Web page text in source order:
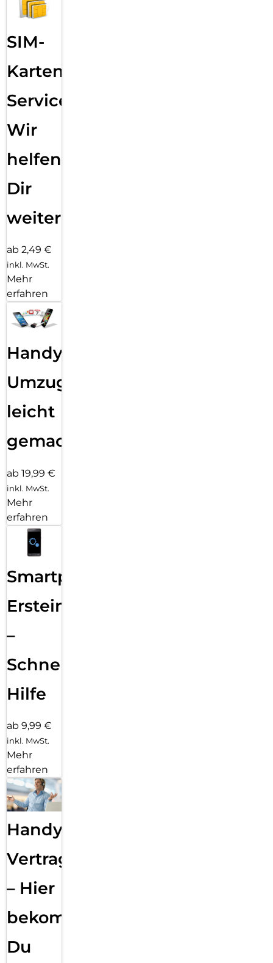
SIM-
Karten
Service:
Wir
helfen
Dir
weiter
ab 2,49 €
inkl. MwSt.
Mehr
erfahren
Handy
Umzug
leicht
gemacht!
ab 19,99 €
inkl. MwSt.
Mehr
erfahren
Smartphone
Ersteinrichtung
–
Schnelle
Hilfe
ab 9,99 €
inkl. MwSt.
Mehr
erfahren
Handy
Vertragsabwicklung
– Hier
bekommst
Du